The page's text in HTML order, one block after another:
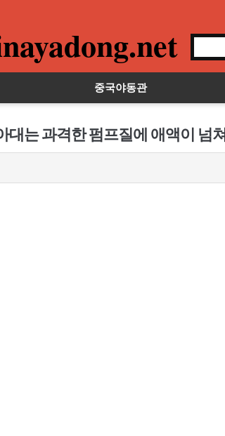
중국야동관
대는 과격한 펌프질에 애액이 넘쳐